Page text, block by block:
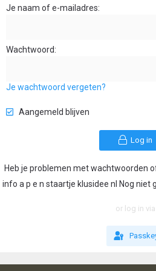
Je naam of e-mailadres
Wachtwoord
Je wachtwoord vergeten?
Aangemeld blijven
Log in
Heb je problemen met wachtwoorden
info a p e n staartje klusidee nl Nog niet
or log in via